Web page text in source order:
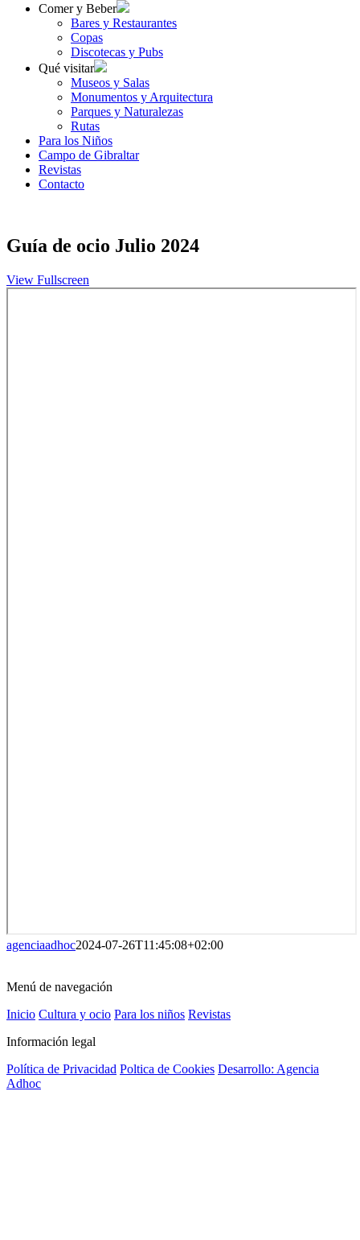
Comer y Beber
Bares y Restaurantes
Copas
Discotecas y Pubs
Qué visitar
Museos y Salas
Monumentos y Arquitectura
Parques y Naturalezas
Rutas
Para los Niños
Campo de Gibraltar
Revistas
Contacto
Guía de ocio Julio 2024
View Fullscreen
agenciaadhoc2024-07-26T11:45:08+02:00
Menú de navegación
Inicio Cultura y ocio Para los niños Revistas
Información legal
Política de Privacidad Poltica de Cookies Desarrollo: Agencia
Adhoc